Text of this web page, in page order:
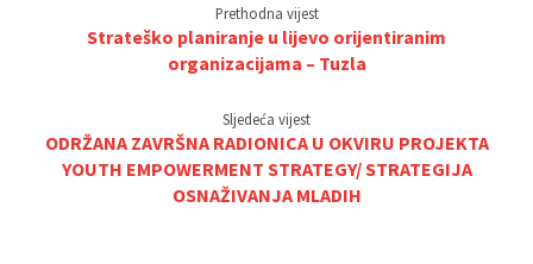
Prethodna vijest
Strateško planiranje u lijevo orijentiranim
organizacijama – Tuzla
Sljedeća vijest
ODRŽANA ZAVRŠNA RADIONICA U OKVIRU PROJEKTA
YOUTH EMPOWERMENT STRATEGY/ STRATEGIJA
OSNAŽIVANJA MLADIH